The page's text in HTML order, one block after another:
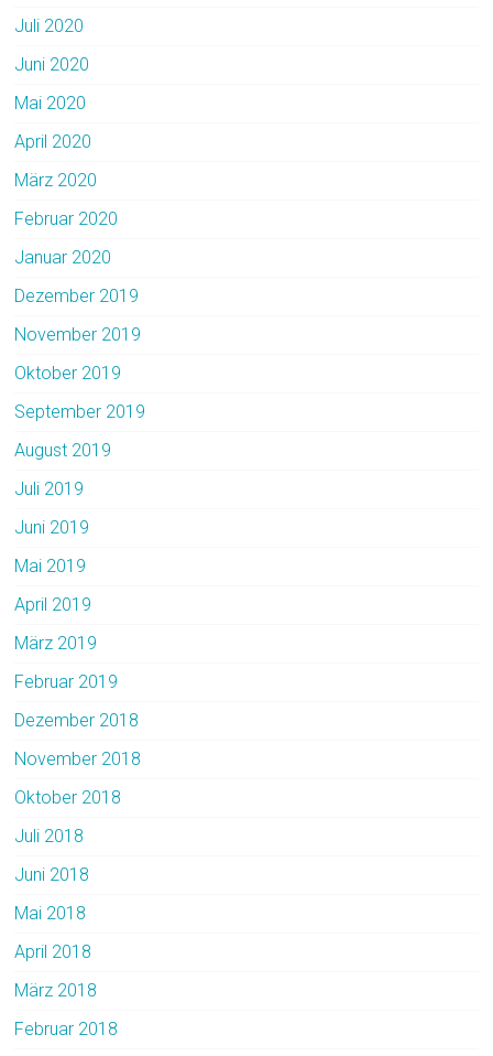
Juli 2020
Juni 2020
Mai 2020
April 2020
März 2020
Februar 2020
Januar 2020
Dezember 2019
November 2019
Oktober 2019
September 2019
August 2019
Juli 2019
Juni 2019
Mai 2019
April 2019
März 2019
Februar 2019
Dezember 2018
November 2018
Oktober 2018
Juli 2018
Juni 2018
Mai 2018
April 2018
März 2018
Februar 2018